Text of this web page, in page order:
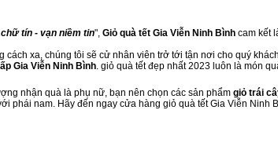
tín - vạn niềm tin", Giỏ quà tết Gia Viễn Ninh Bình cam kết
xa, chúng tôi sẽ cử nhân viên trở tới tận nơi cho quý
Gia Viễn Ninh Bình. giỏ quà tết đẹp nhất 2023 luôn là món
nhận quà là phụ nữ, bạn nên chọn các sản phẩm giỏ trái
phái nam. Hãy đến ngay cửa hàng giỏ quà tết Gia Viễn Ninh